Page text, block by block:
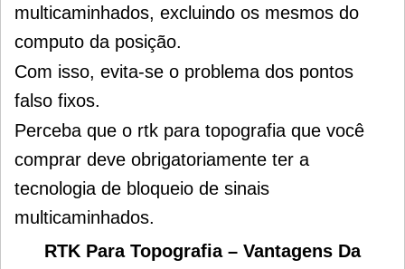
multicaminhados, excluindo os mesmos do
computo da posição.
Com isso, evita-se o problema dos pontos
falso fixos.
Perceba que o rtk para topografia que você
comprar deve obrigatoriamente ter a
tecnologia de bloqueio de sinais
multicaminhados.
RTK Para Topografia – Vantagens Da